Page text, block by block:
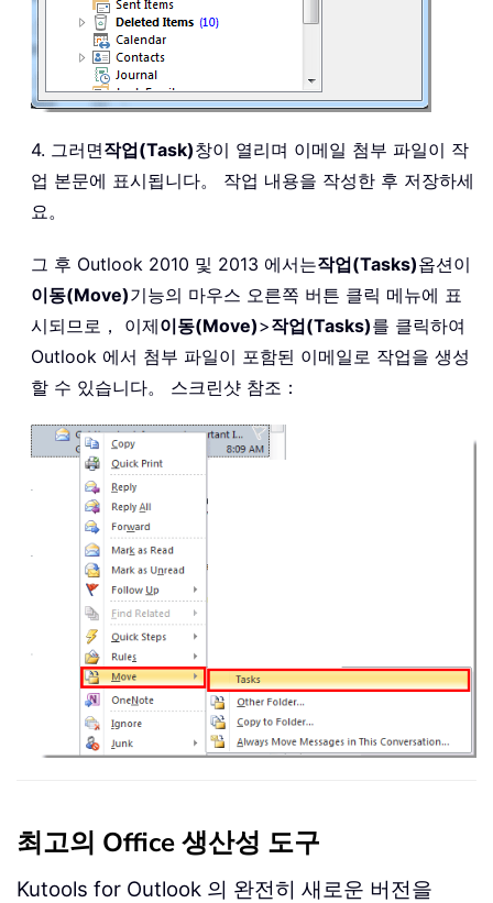
4. 그러면작업(Task)창이 열리며 이메일 첨부 파일이 작
업 본문에 표시됩니다。 작업 내용을 작성한 후 저장하세
요。
그 후 Outlook 2010 및 2013 에서는작업(Tasks)옵션이
이동(Move)기능의 마우스 오른쪽 버튼 클릭 메뉴에 표
시되므로， 이제이동(Move)>작업(Tasks)를 클릭하여
Outlook 에서 첨부 파일이 포함된 이메일로 작업을 생성
할 수 있습니다。 스크린샷 참조：
최고의 Office 생산성 도구
Kutools for Outlook 의 완전히 새로운 버전을